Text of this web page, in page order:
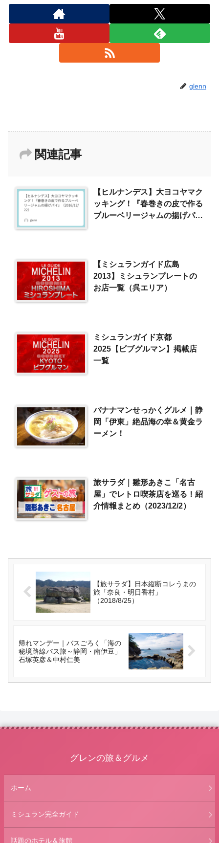
glenn
関連記事
【ヒルナンデス】大ヨコヤマク
ッキング！『春巻きの皮で作る
ブルーベリージャムの揚げパ
【ミシュランガイド広島
2013】ミシュランプレートの
お店一覧（呉エリア）
ミシュランガイド京都
2025【ビブグルマン】掲載店
一覧
バナナマンせっかくグルメ｜静
岡「伊東」絶品海の幸＆黄金ラ
ーメン！
旅サラダ｜雛形あきこ「名古
屋」でレトロ喫茶店を巡る！紹
介情報まとめ（2023/12/2）
【旅サラダ】日本縦断コレうまの
旅「奈良・明日香村」
（2018/8/25）
帰れマンデー｜バスごろく「海の
秘境路線バス旅～静岡・南伊豆」
石塚英彦＆中村仁美
グレンの旅＆グルメ
ホーム
ミシュラン完全ガイド
話題のホテル＆旅館